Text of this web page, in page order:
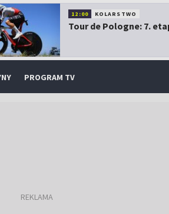
12:00 KOLARSTWO
Tour de Pologne: 7.
PROGRAM TV